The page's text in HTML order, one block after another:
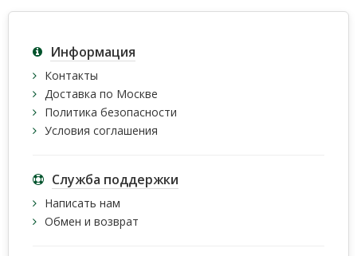
Информация
Контакты
Доставка по Москве
Политика безопасности
Условия соглашения
Служба поддержки
Написать нам
Обмен и возврат